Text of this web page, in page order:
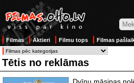
Filmas Aktieri Filmu tops Filmas
Tētis no reklāmas